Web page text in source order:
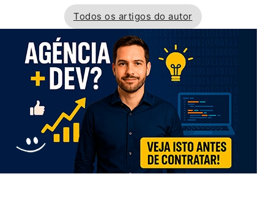
Todos os artigos do autor